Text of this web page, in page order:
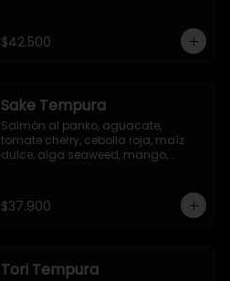
sriracha (opcional)
$42.500
Sake Tempura
Salmón al panko, aguacate,
tomate cherry, cebolla roja, maíz
dulce, alga seaweed, mango,
$37.900
Tori Tempura